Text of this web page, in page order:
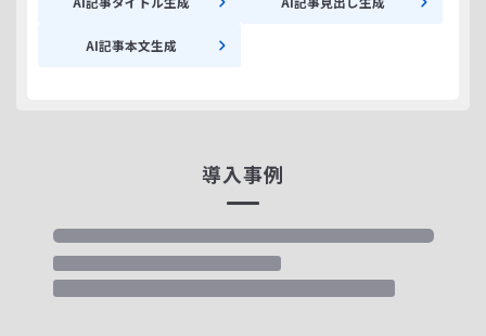
AI記事本文生成
導入事例